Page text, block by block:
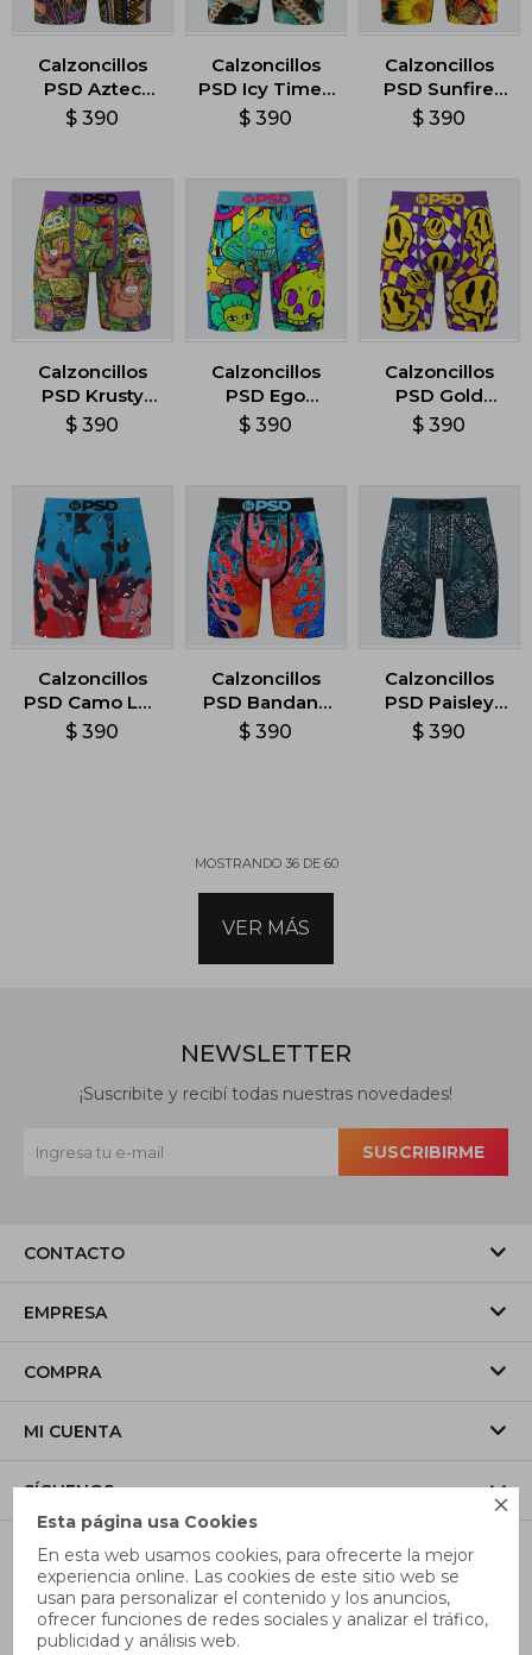

Esta página usa Cookies
En esta web usamos cookies, para ofrecerte la mejor
experiencia online. Las cookies de este sitio web se
usan para personalizar el contenido y los anuncios,
ofrecer funciones de redes sociales y analizar el tráfico,
publicidad y análisis web.
Calzoncillos
PSD Aztec
Fronds -
$ 390
Calzoncillos
PSD Icy Time -
Multicolor
$ 390
Calzoncillos
PSD Sunfire
Split -
$ 390
Calzoncillos
PSD Krusty
Bank -
$ 390
Calzoncillos
PSD Ego
Death -
$ 390
Calzoncillos
PSD Gold
Smiles -
$ 390
Calzoncillos
PSD Camo Lux
Drip -
$ 390
Calzoncillos
PSD Bandana
Flamez -
$ 390
Calzoncillos
PSD Paisley
Maze -
$ 390
MOSTRANDO 36DE 60
VER MÁS
CONTACTO
EMPRESA
COMPRA
MI CUENTA
SÍGUENOS
NEWSLETTER
¡Suscribite y recibí todas nuestras novedades!
SUSCRIBIRME